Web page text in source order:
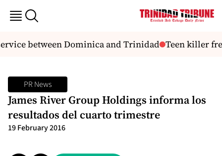
between Dominica and Trinidad Teen killer
PR News
James River Group Holdings informa los
resultados del cuarto trimestre
19 February 2016